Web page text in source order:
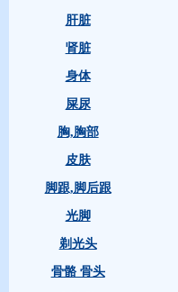
肝脏
肾脏
身体
屎尿
胸,胸部
皮肤
脚跟,脚后跟
光脚
剃光头
骨骼 骨头